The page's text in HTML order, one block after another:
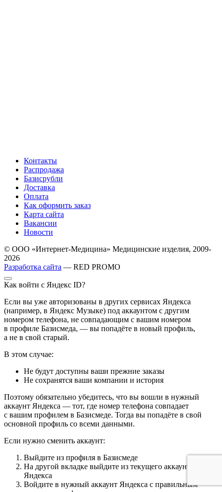
Контакты
Распродажа
Базисрубли
Доставка
Оплата
Как оформить заказ
Карта сайта
Вакансии
Новости
© ООО «Интернет-Медицина» Медицинские изделия, 2009-
2026
Разработка сайта — RED PROMO
Как войти с Яндекс ID?
Если вы уже авторизованы в других сервисах Яндекса
(например, в Яндекс Музыке) под аккаунтом с другим
номером телефона, не совпадающим с вашим номером
в профиле Базисмеда, — вы попадёте в новый профиль,
а не в свой старый.
В этом случае:
Не будут доступны ваши прежние заказы
Не сохранятся ваши компании и история
Поэтому обязательно убедитесь, что вы вошли в нужный
аккаунт Яндекса — тот, где номер телефона совпадает
с вашим профилем в Базисмеде. Тогда вы попадёте в свой
основной профиль со всеми данными.
Если нужно сменить аккаунт:
Выйдите из профиля в Базисмеде
На другой вкладке выйдите из текущего аккаунта
Яндекса
Войдите в нужный аккаунт Яндекса с правильным